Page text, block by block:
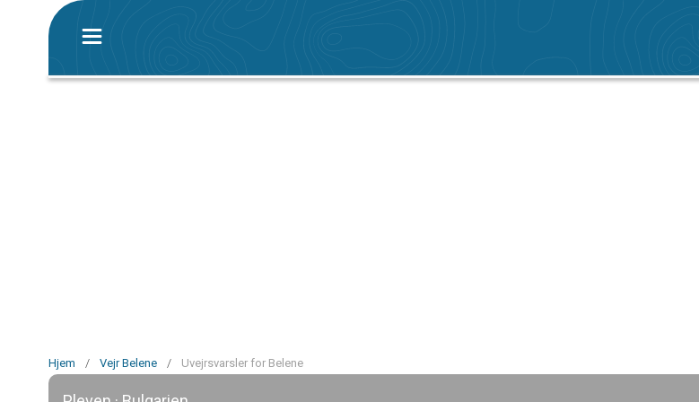
Hjem / Vejr Belene / Uvejrsvarsler for Belene